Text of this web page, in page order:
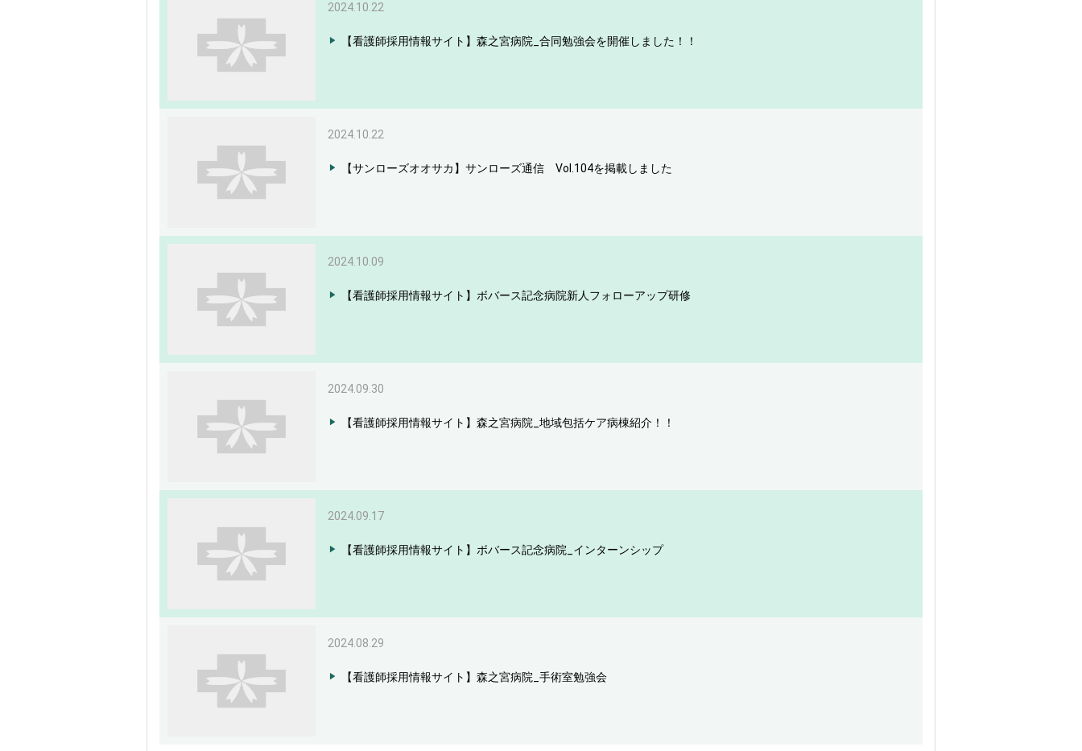
2024.10.22
【看護師採用情報サイト】森之宮病院_合同勉強会を開催しました！！
2024.10.22
【サンローズオオサカ】サンローズ通信 Vol.104を掲載しました
2024.10.09
【看護師採用情報サイト】ボバース記念病院新人フォローアップ研修
2024.09.30
【看護師採用情報サイト】森之宮病院_地域包括ケア病棟紹介！！
2024.09.17
【看護師採用情報サイト】ボバース記念病院_インターンシップ
2024.08.29
【看護師採用情報サイト】森之宮病院_手術室勉強会